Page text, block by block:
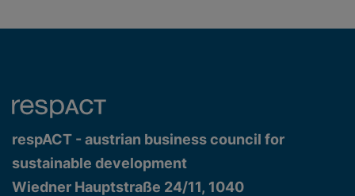
respACT - austrian business council for
sustainable development
Wiedner Hauptstraße 24/11, 1040